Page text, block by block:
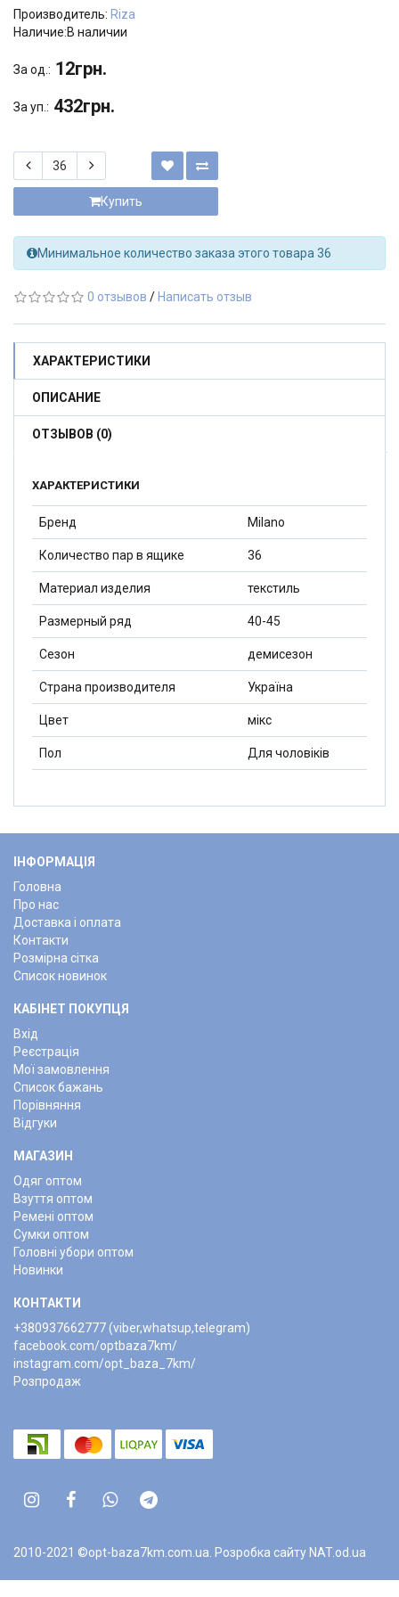
Производитель: Riza
Наличие:В наличии
За од.: 12грн.
За уп.: 432грн.
Купить
Минимальное количество заказа этого товара 36
0 отзывов / Написать отзыв
ХАРАКТЕРИСТИКИ
ОПИСАНИЕ
ОТЗЫВОВ (0)
ХАРАКТЕРИСТИКИ
Бренд Milano
Количество пар в ящике 36
Материал изделия текстиль
Размерный ряд 40-45
Сезон демисезон
Страна производителя Україна
Цвет мікс
Пол Для чоловіків
ІНФОРМАЦІЯ
Головна
Про нас
Доставка і оплата
Контакти
Розмірна сітка
Список новинок
КАБІНЕТ ПОКУПЦЯ
Вхід
Реєстрація
Мої замовлення
Список бажань
Порівняння
Відгуки
МАГАЗИН
Одяг оптом
Взуття оптом
Ремені оптом
Сумки оптом
Головні убори оптом
Новинки
КОНТАКТИ
+380937662777 (viber,whatsup,telegram)
facebook.com/optbaza7km/
instagram.com/opt_baza_7km/
Розпродаж
2010-2021 ©opt-baza7km.com.ua. Розробка сайту NAT.od.ua